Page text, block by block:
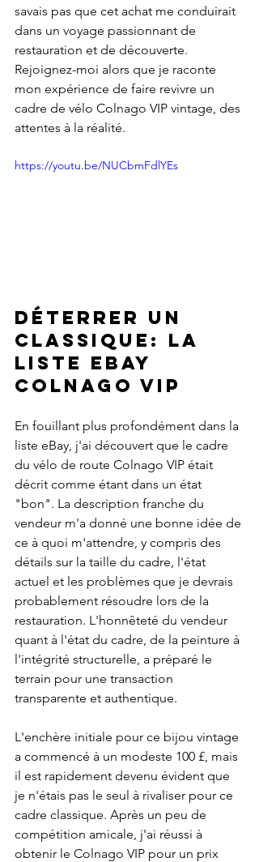
savais pas que cet achat me conduirait
dans un voyage passionnant de
restauration et de découverte.
Rejoignez-moi alors que je raconte
mon expérience de faire revivre un
cadre de vélo Colnago VIP vintage, des
attentes à la réalité.
https://youtu.be/NUCbmFdlYEs
Déterrer un
classique: la
liste eBay
Colnago VIP
En fouillant plus profondément dans la
liste eBay, j'ai découvert que le cadre
du vélo de route Colnago VIP était
décrit comme étant dans un état
"bon". La description franche du
vendeur m'a donné une bonne idée de
ce à quoi m'attendre, y compris des
détails sur la taille du cadre, l'état
actuel et les problèmes que je devrais
probablement résoudre lors de la
restauration. L'honnêteté du vendeur
quant à l'état du cadre, de la peinture à
l'intégrité structurelle, a préparé le
terrain pour une transaction
transparente et authentique.
L'enchère initiale pour ce bijou vintage
a commencé à un modeste 100 £, mais
il est rapidement devenu évident que
je n'étais pas le seul à rivaliser pour ce
cadre classique. Après un peu de
compétition amicale, j'ai réussi à
obtenir le Colnago VIP pour un prix